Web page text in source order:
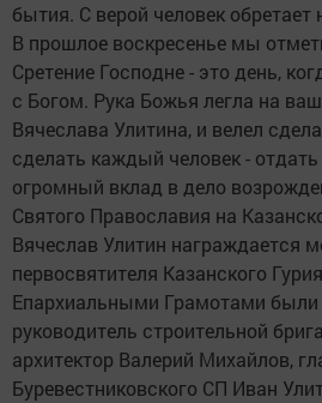
бытия. С верой человек
В прошлое воскресенье мы
Сретение Господне - это день,
с Богом. Рука Божья легла на
Вячеслава Улитина, и велел
сделать каждый человек -
огромный вклад в дело
Святого Православия на
Вячеслав Улитин награждается
первосвятителя Казанского
Епархиальными Грамотами
руководитель строительной
архитектор Валерий Михайлов,
Буревестниковского СП Иван